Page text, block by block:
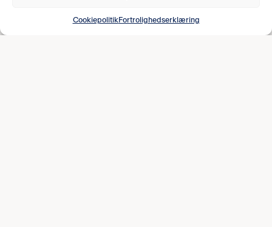
CookiepolitikFortrolighedserklæring